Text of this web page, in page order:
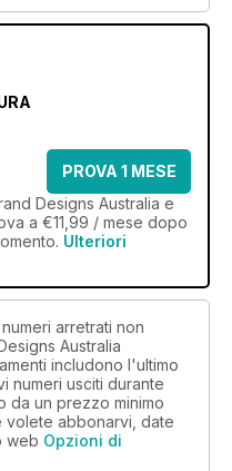
PROVA 1 MESE
Designs Australia e
a €11,99 / mese dopo
Ulteriori
arretrati non
Australia
includono l'ultimo
numeri usciti durante
da un prezzo minimo
volete abbonarvi, date
web Opzioni di